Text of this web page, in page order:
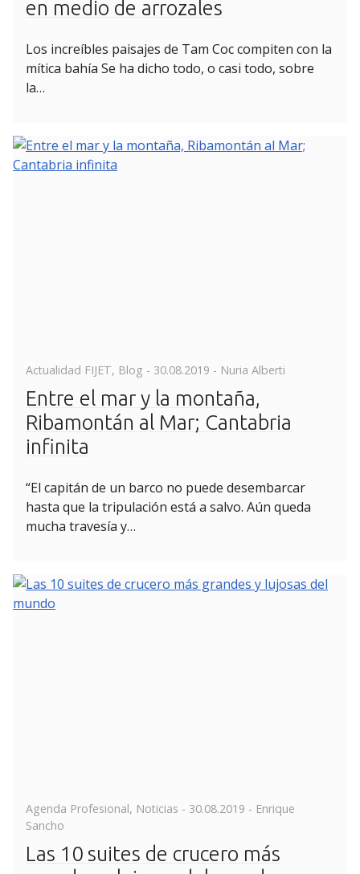
en medio de arrozales
Los increíbles paisajes de Tam Coc compiten con la
mítica bahía Se ha dicho todo, o casi todo, sobre
la…
Actualidad FIJET, Blog - Posted
on
30.08.2019 - Nuria Alberti
Entre el mar y la montaña,
Ribamontán al Mar; Cantabria
infinita
“El capitán de un barco no puede desembarcar
hasta que la tripulación está a salvo. Aún queda
mucha travesía y…
Agenda Profesional, Noticias - Posted
30.08.2019 - Enrique
Sancho
Las 10 suites de crucero más